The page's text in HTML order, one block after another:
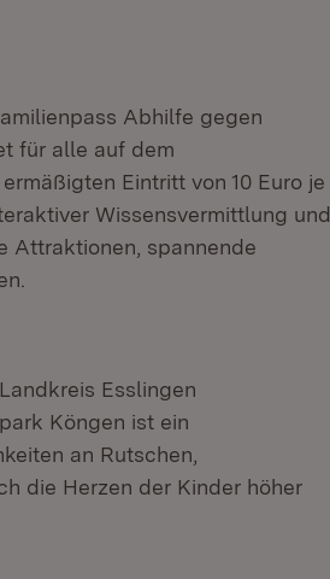
Abhilfe gegen
für alle auf dem
Eintritt von 10 Euro je
Wissensvermittlung und
Attraktionen, spannende
Esslingen
Köngen ist ein
an Rutschen,
die Herzen der Kinder höher